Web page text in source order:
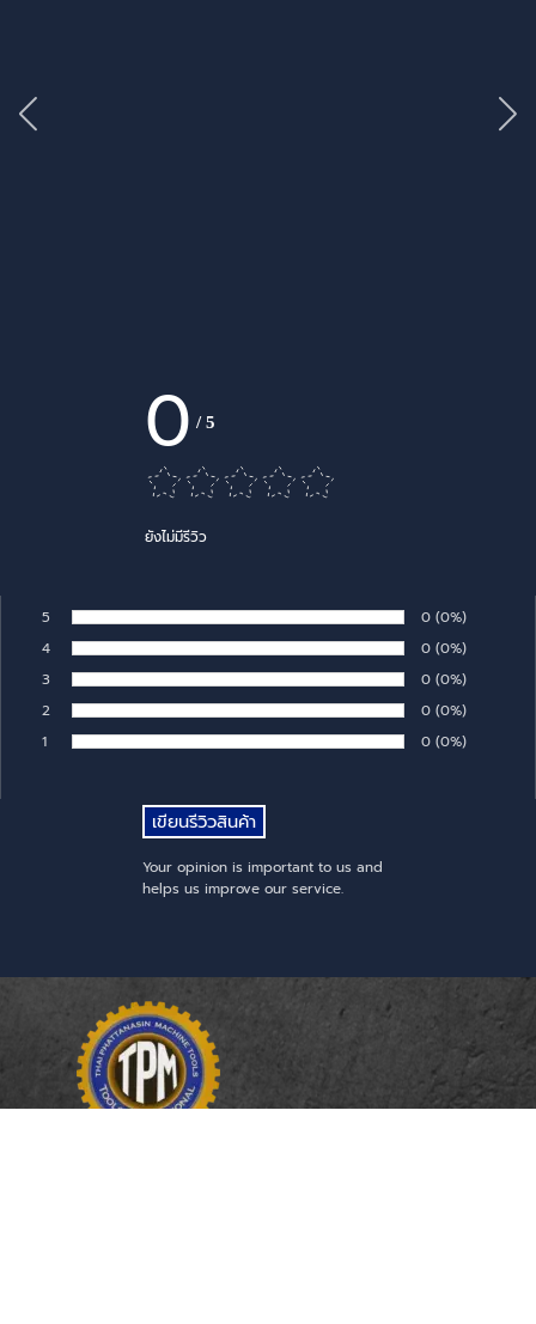
0 /5
ยังไม่มีรีวิว
5 Number of rates:
0 Percentage of
(0%)
4 Number of rates:
0 Percentage of
(0%)
3 Number of rates:
0 Percentage of
(0%)
2 Number of rates:
0 Percentage of
(0%)
1 Number of rates:
0 Percentage of
(0%)
Your opinion is important to us and
helps us improve our service.